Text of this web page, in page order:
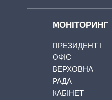
МОНІТОРИНГ
ПРЕЗИДЕНТ І
ОФІС
ВЕРХОВНА
РАДА
КАБІНЕТ